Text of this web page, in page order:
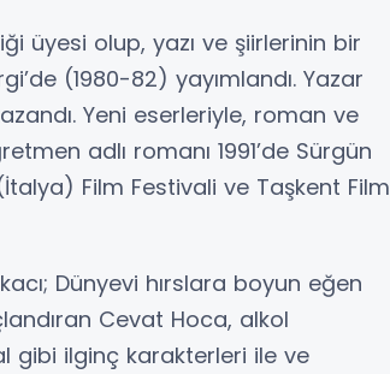
olup, yazı ve şiirlerinin bir
(1980-82) yayımlandı. Yazar
Yeni eserleriyle, roman ve
adlı romanı 1991’de Sürgün
Film Festivali ve Taşkent Film
Dünyevi hırslara boyun eğen
Cevat Hoca, alkol
gibi ilginç karakterleri ile ve